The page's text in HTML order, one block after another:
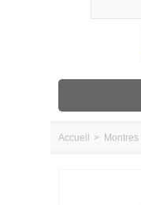
Accueil > Montres